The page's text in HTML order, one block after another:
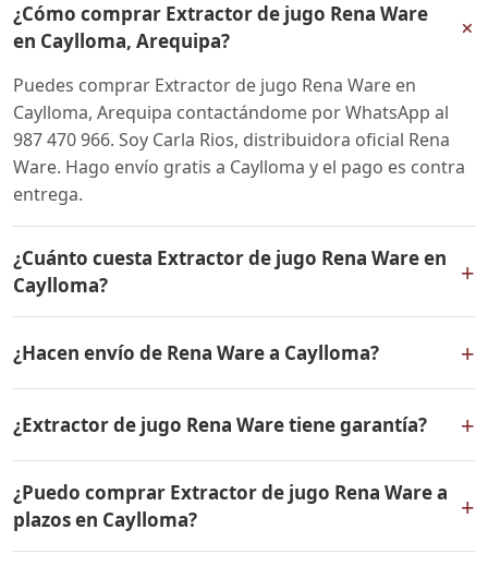
¿Cómo comprar Extractor de jugo Rena Ware
en Caylloma, Arequipa?
+
Puedes comprar Extractor de jugo Rena Ware en
Caylloma, Arequipa contactándome por WhatsApp al
987 470 966. Soy Carla Rios, distribuidora oficial Rena
Ware. Hago envío gratis a Caylloma y el pago es contra
entrega.
¿Cuánto cuesta Extractor de jugo Rena Ware en
Caylloma?
+
en todo el Perú. Contáctame por WhatsApp para
conocer el precio actual, promociones disponibles y
facilidades de pago en cuotas desde el 10% de inicial.
¿Hacen envío de Rena Ware a Caylloma? +
Ware a Caylloma, Arequipa y a todo el Perú. El pago es
contra entrega.
¿Extractor de jugo Rena Ware tiene garantía? +
vida contra defectos de fabricación. Todos los
productos Rena Ware están fabricados en acero
inoxidable quirúrgico 18/10 de la más alta calidad.
¿Puedo comprar Extractor de jugo Rena Ware a
plazos en Caylloma?
+